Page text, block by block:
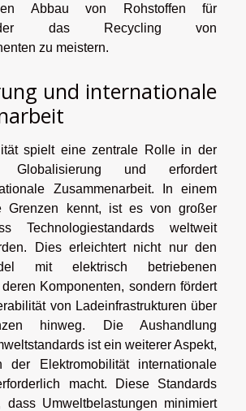
Abbau von Rohstoffen für
das Recycling von
zu meistern.
und internationale
spielt eine zentrale Rolle in der
Globalisierung und erfordert
Zusammenarbeit. In einem
Grenzen kennt, ist es von großer
Technologiestandards weltweit
Dies erleichtert nicht nur den
mit elektrisch betriebenen
Komponenten, sondern fördert
von Ladeinfrastrukturen über
hinweg. Die Aushandlung
ist ein weiterer Aspekt,
Elektromobilität internationale
macht. Diese Standards
Umweltbelastungen minimiert